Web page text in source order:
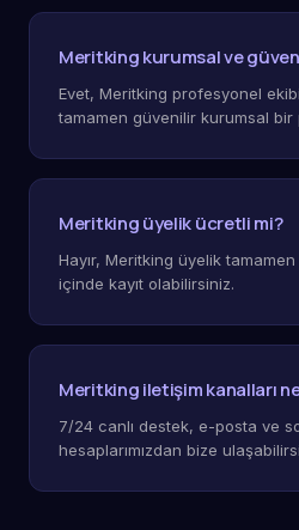
Meritking kurumsal ve
Evet, Meritking profesyonel ekibi
tamamen güvenilir kurumsal bir
Meritking üyelik ücretli mi?
Hayır, Meritking üyelik
içinde kayıt olabilirsiniz.
Meritking iletişim kanalları
7/24 canlı destek, e-posta ve
hesaplarımızdan bize